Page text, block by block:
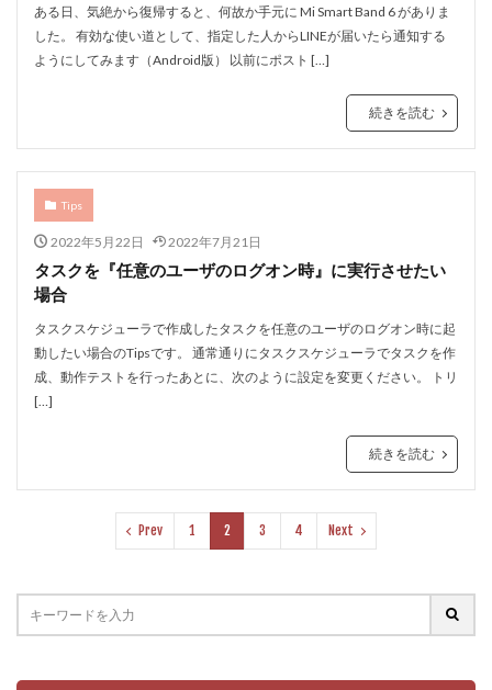
ある日、気絶から復帰すると、何故か手元に Mi Smart Band 6 がありま
した。 有効な使い道として、指定した人からLINEが届いたら通知する
ようにしてみます（Android版） 以前にポスト […]
続きを読む
Tips
2022年5月22日 2022年7月21日
タスクを『任意のユーザのログオン時』に実行させたい
場合
タスクスケジューラで作成したタスクを任意のユーザのログオン時に起
動したい場合のTipsです。 通常通りにタスクスケジューラでタスクを作
成、動作テストを行ったあとに、次のように設定を変更ください。 トリ
[…]
続きを読む
Prev 1 2 3 4 Next